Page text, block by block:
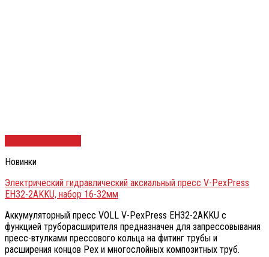
Новинки
Электрический гидравлический аксиальный пресс V-PexPress
EH32-2AKKU, набор 16-32мм
Аккумуляторный пресс VOLL V-PexPress EH32-2AKKU с
функцией труборасширителя предназначен для запрессовывания
пресс-втулками прессового кольца на фитинг трубы и
расширения концов Pex и многослойных композитных труб.